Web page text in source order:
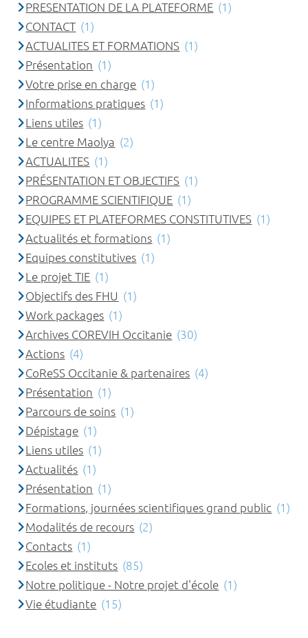
PRESENTATION DE LA PLATEFORME (1)
CONTACT (1)
ACTUALITES ET FORMATIONS (1)
Présentation (1)
Votre prise en charge (1)
Informations pratiques (1)
Liens utiles (1)
Le centre Maolya (2)
ACTUALITES (1)
PRÉSENTATION ET OBJECTIFS (1)
PROGRAMME SCIENTIFIQUE (1)
EQUIPES ET PLATEFORMES CONSTITUTIVES (1)
Actualités et formations (1)
Equipes constitutives (1)
Le projet TIE (1)
Objectifs des FHU (1)
Work packages (1)
Archives COREVIH Occitanie (30)
Actions (4)
CoReSS Occitanie & partenaires (4)
Présentation (1)
Parcours de soins (1)
Dépistage (1)
Liens utiles (1)
Actualités (1)
Présentation (1)
Formations, journées scientifiques grand public (1)
Modalités de recours (2)
Contacts (1)
Ecoles et instituts (85)
Notre politique - Notre projet d'école (1)
Vie étudiante (15)